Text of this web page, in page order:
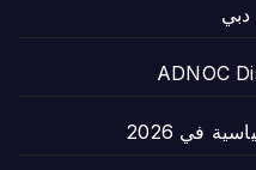
ADNOC
في 2026